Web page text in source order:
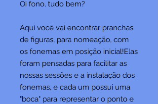
Oi fono, tudo bem?
Aqui você vai encontrar pranchas
de figuras, para nomeação, com
os fonemas em posição inicial!Elas
foram pensadas para facilitar as
nossas sessões e a instalação dos
fonemas, e cada um possui uma
"boca" para representar o ponto e